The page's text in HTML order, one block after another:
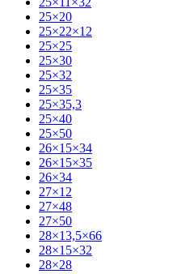
25×20
25×22×12
25×25
25×30
25×32
25×35
25×35,3
25×40
25×50
26×15×34
26×15×35
26×34
27×12
27×48
27×50
28×13,5×66
28×15×32
28×28